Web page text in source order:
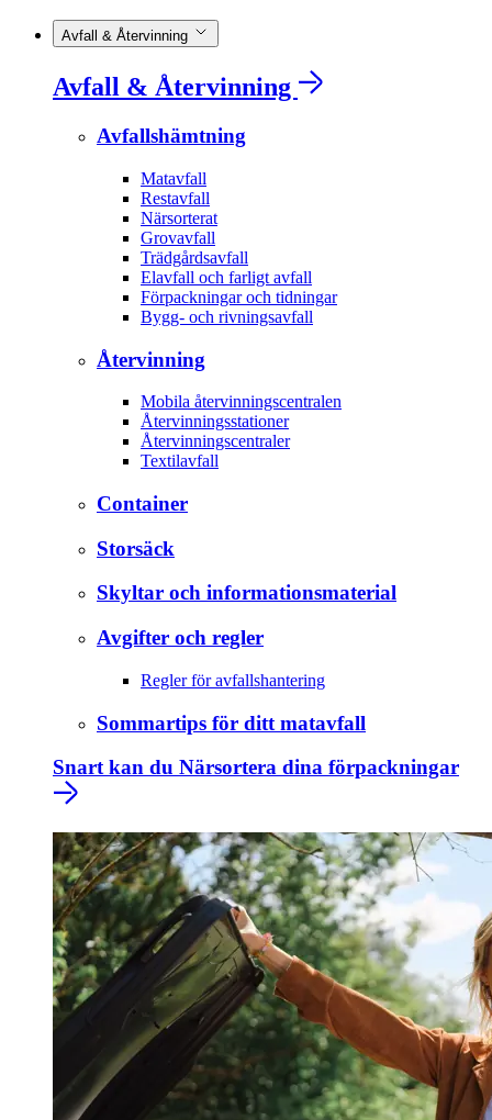
Avfall & Återvinning
Avfall & Återvinning
Avfallshämtning
Matavfall
Restavfall
Närsorterat
Grovavfall
Trädgårdsavfall
Elavfall och farligt avfall
Förpackningar och tidningar
Bygg- och rivningsavfall
Återvinning
Mobila återvinningscentralen
Återvinningsstationer
Återvinningscentraler
Textilavfall
Container
Storsäck
Skyltar och informationsmaterial
Avgifter och regler
Regler för avfallshantering
Sommartips för ditt matavfall
Snart kan du Närsortera dina förpackningar